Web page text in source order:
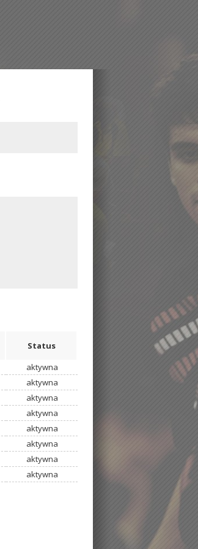
Status
aktywna
aktywna
aktywna
aktywna
aktywna
aktywna
aktywna
aktywna